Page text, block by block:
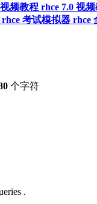
频教程 rhce 7.0 视
考试模拟器 rhce
个字符
.